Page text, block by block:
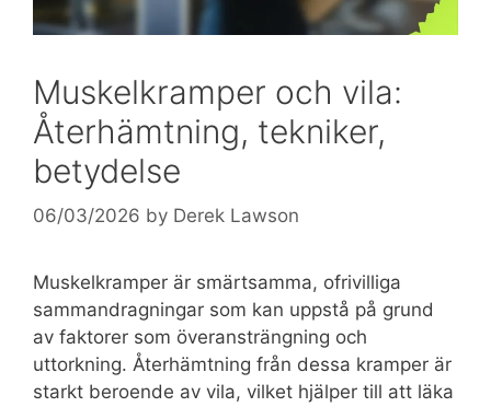
Muskelkramper och vila:
Återhämtning, tekniker,
betydelse
06/03/2026 by Derek Lawson
Muskelkramper är smärtsamma, ofrivilliga
sammandragningar som kan uppstå på grund
av faktorer som överansträngning och
uttorkning. Återhämtning från dessa kramper är
starkt beroende av vila, vilket hjälper till att läka